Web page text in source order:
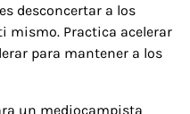
desconcertar a los
mismo. Practica acelerar
para mantener a los
un mediocampista